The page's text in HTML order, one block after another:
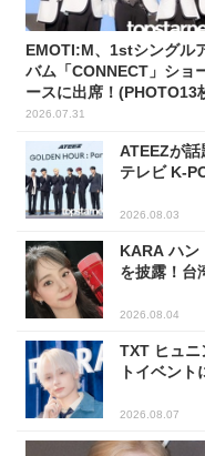
EMOTI:M、1stシングル
バム「CONNECT」ショ
ースに出席！(PHOTO13
2026.07.31
ATEEZが
テレビ K-
2026.08.03
KARA ハン
を披露！台
2026.08.04
TXT ヒュニ
トイベン
2026.08.07